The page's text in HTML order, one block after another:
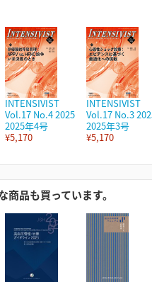
INTENSIVIST
Vol.17 No.4 2025
2025年4号
¥5,170
INTENSIVIST
Vol.17 No.3
2025年3号
¥5,170
品も買っています。